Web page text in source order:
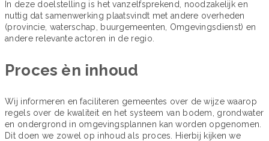
In deze doelstelling is het vanzelfsprekend, noodzakelijk en
nuttig dat samenwerking plaatsvindt met andere overheden
(provincie, waterschap, buurgemeenten, Omgevingsdienst) en
andere relevante actoren in de regio.
Proces èn inhoud
Wij informeren en faciliteren gemeentes over de wijze waarop
regels over de kwaliteit en het systeem van bodem, grondwater
en ondergrond in omgevingsplannen kan worden opgenomen.
Dit doen we zowel op inhoud als proces. Hierbij kijken we